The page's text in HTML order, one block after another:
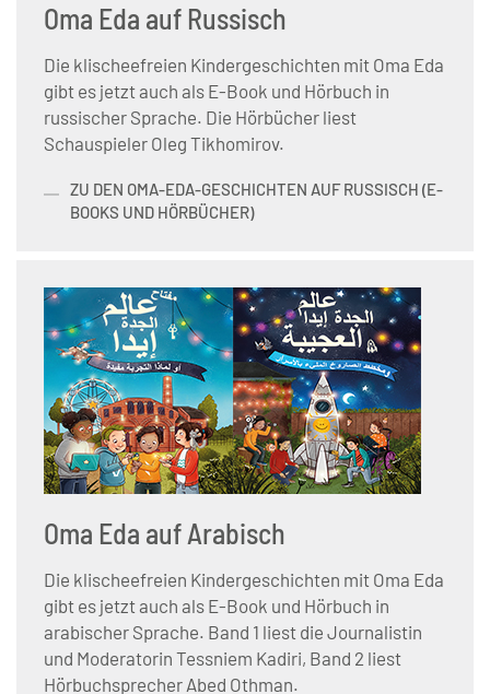
Oma Eda auf Russisch
Die klischeefreien Kindergeschichten mit Oma Eda
gibt es jetzt auch als E-Book und Hörbuch in
russischer Sprache. Die Hörbücher liest
Schauspieler Oleg Tikhomirov.
ZU DEN OMA-EDA-GESCHICHTEN AUF RUSSISCH (E-
BOOKS UND HÖRBÜCHER)
Oma Eda auf Arabisch
Die klischeefreien Kindergeschichten mit Oma Eda
gibt es jetzt auch als E-Book und Hörbuch in
arabischer Sprache. Band 1 liest die Journalistin
und Moderatorin Tessniem Kadiri, Band 2 liest
Hörbuchsprecher Abed Othman.